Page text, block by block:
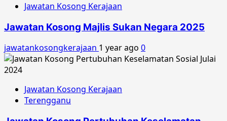
Jawatan Kosong Kerajaan
Jawatan Kosong Majlis Sukan Negara 2025
jawatankosongkerajaan 1 year ago 0
Jawatan Kosong Kerajaan
Terengganu